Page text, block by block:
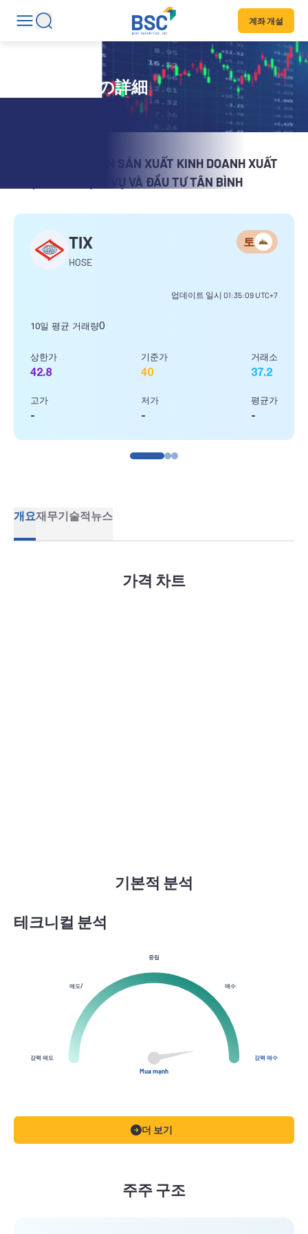
계좌 개설
証券コードの詳細
CÔNG TY CỔ PHẦN SẢN XUẤT KINH DOANH XUẤT
NHẬP KHẨU DỊCH VỤ VÀ ĐẦU TƯ TÂN BÌNH
TIX
HOSE
토
업데이트 일시 01:35:09 UTC+7
10일 평균 거래량0
상한가
42.8
고가
-
기준가
40
저가
-
거래소
37.2
평균가
-
개요재무기술적뉴스
가격 차트
기본적 분석
테크니컬 분석
강력 매도
매도/
중립
매수
강력 매수
Mua mạnh
더 보기
주주 구조